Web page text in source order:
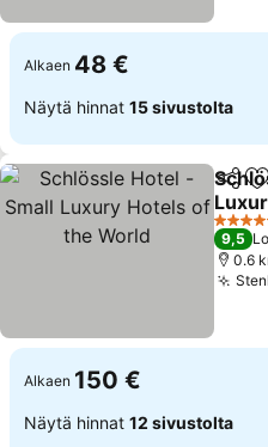
Alkaen 48 €
Näytä hinnat 15 sivustolta
Jaa
5
9,5
0.6
Alkaen 150 €
Näytä hinnat 12 sivustolta